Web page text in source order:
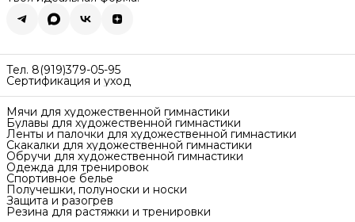
Тел. 8(919)379-05-95
Сертификация и уход
Мячи для художественной гимнастики
Булавы для художественной гимнастики
Ленты и палочки для художественной гимнастики
Скакалки для художественной гимнастики
Обручи для художественной гимнастики
Одежда для тренировок
Спортивное белье
Получешки, полуноски и носки
Защита и разогрев
Резина для растяжки и тренировки